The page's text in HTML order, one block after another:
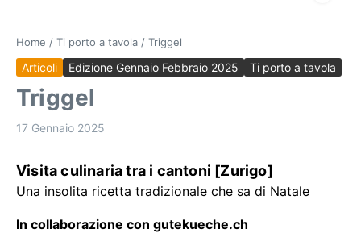
Home / Ti porto a tavola / Triggel
Articoli Edizione Gennaio Febbraio 2025 Ti porto a tavola
Triggel
17 Gennaio 2025
Visita culinaria tra i cantoni [Zurigo]
Una insolita ricetta tradizionale che sa di Natale
In collaborazione con gutekueche.ch